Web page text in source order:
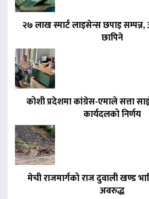
२७ लाख स्मार्ट लाइसेन्स छपाइ सम्पन्न,
छापिने
कोशी प्रदेशमा कांग्रेस-एमाले सत्ता
कार्यदलको निर्णय
मेची राजमार्गको राज दुवाली खण्ड
अवरुद्ध